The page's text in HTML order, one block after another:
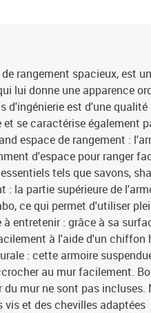
rangement spacieux, est
lui donne une apparence
d'ingénierie est d'une qualité
se caractérise également
espace de rangement :
d'espace pour ranger
tels que savons,
la partie supérieure de
ce qui permet d'utiliser
entretenir : grâce à sa
à l'aide d'un chiffon
: cette armoire
au mur facilement.
mur ne sont pas incluses.
et des chevilles adaptées